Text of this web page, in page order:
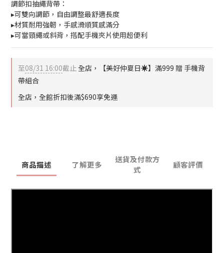
調節扣抽繩背帶：
▸可雙向調節，自由調整最舒適長度
▸材質耐用強韌，手感滑順質感滿分
▸可當頸繩或斜背，搭配手機夾片使用超便利
至08/31 16:00截止全店，【美好仲夏日☀️】滿999 贈 手機背
帶組合
全店，全館折扣後滿$690享免運
商品描述 了解更多
送貨及付款方
式
顧客評價